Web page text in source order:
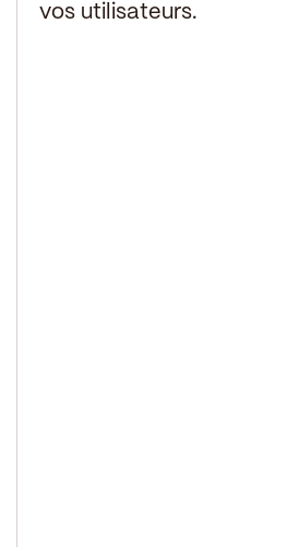
vos utilisateurs.